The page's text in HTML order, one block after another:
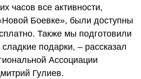
часов все активности,
Боевке», были доступны
Также мы подготовили
подарки, – рассказал
Ассоциации
Гулиев.